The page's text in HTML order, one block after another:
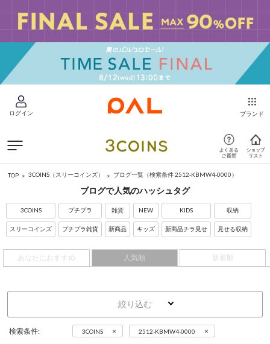
ログイン ブランド
TOP 3COINS（スリーコインズ） ブログ一覧 （検索条件 2512-KBMW4-0000）
ブログで人気のハッシュタグ
3COINS
スリーコインズ
プチプラ
プチプラ雑貨
雑貨
新商品
NEW
キッズ
KIDS
新商品チラ見せ
収納
見せる収納
あなたにおすすめ 人気順 新着順
絞り込む
検索条件: 3COINS × 2512-KBMW4-0000 ×